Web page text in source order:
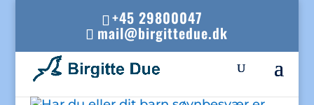
+45 29800047
mail@birgittedue.dk